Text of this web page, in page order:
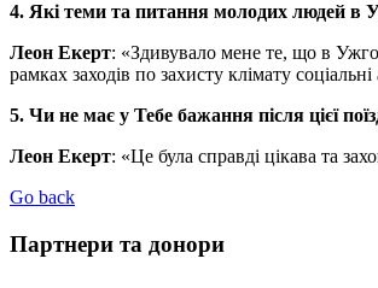
4. Які теми та питання молодих людей в
Леон Екерт: «Здивувало мене те, що в
рамках заходів по захисту клімату
5. Чи не має у Тебе бажання після цієї
Леон Екерт: «Це була справді цікава та
Go back
Партнери та донори